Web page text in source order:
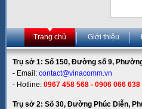
Trang chủ Giới thiệu
Trụ sở 1: Số 150, Đường số 9,
- Email: contact@vinacomm.vn
- Hotline: 0967 458 568 - 0906 066
Trụ sở 2: Số 30, Đường Phúc Diễn,